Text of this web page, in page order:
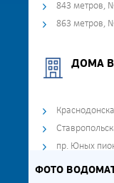
843 метров,
863 метров,
ДОМА
пр. Юных
ФОТО